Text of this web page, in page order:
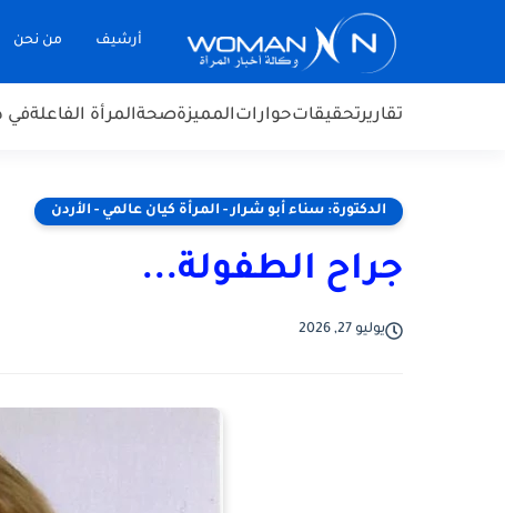
أرشيف من نحن
تقاريرتحقيقاتحواراتالمميزةصحةالمرأة الفاعلةفي
الدكتورة: سناء أبو شرار - المرأة كيان عالمي - الأردن
جراح الطفولة...
يوليو 27, 2026